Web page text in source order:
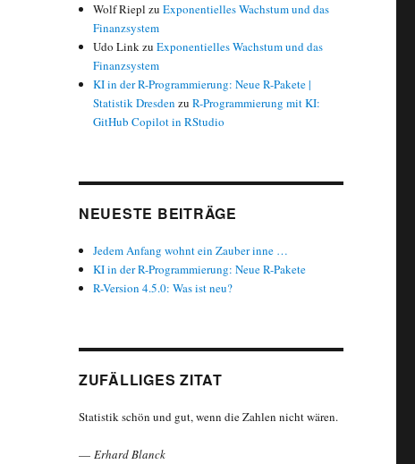
Wolf Riepl zuExponentielles Wachstum und das
Finanzsystem
Udo LinkzuExponentielles Wachstum und das
Finanzsystem
KI in der R-Programmierung: Neue R-Pakete |
Statistik Dresden zuR-Programmierung mit KI:
GitHub Copilot in RStudio
NEUESTE BEITRÄGE
Jedem Anfang wohnt ein Zauber inne …
KI in der R-Programmierung: Neue R-Pakete
R-Version 4.5.0: Was ist neu?
ZUFÄLLIGES ZITAT
Statistik schön und gut, wenn die Zahlen nicht wären.
— Erhard Blanck